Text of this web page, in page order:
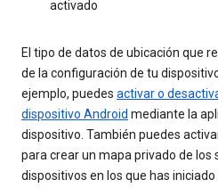
activado
El tipo de datos de ubicación que
de la configuración de tu
ejemplo, puedes activar o
dispositivo Android mediante la
dispositivo. También puedes
para crear un mapa privado de los
dispositivos en los que has iniciado